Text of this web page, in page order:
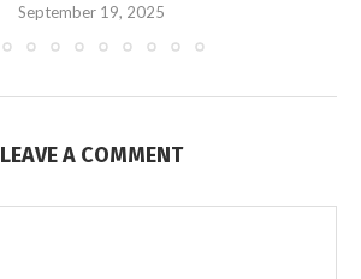
September 19, 2025
LEAVE A COMMENT